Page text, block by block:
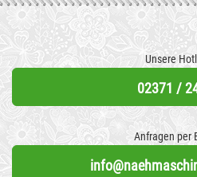
Unsere
02371 /
Anfragen per